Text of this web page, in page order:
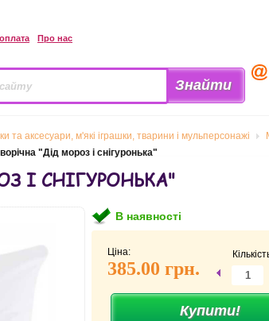
Про нас
та аксесуари, м'які іграшки, тварини і мульперсонажі
"Дід мороз і снігуронька"
І СНІГУРОНЬКА"
В наявності
Ціна:
385.00 грн.